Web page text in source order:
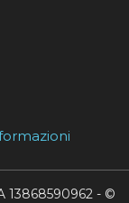
13868590962 - ©